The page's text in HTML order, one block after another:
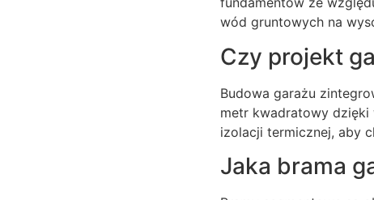
wód gruntowych na
Czy projekt
Budowa garażu
metr kwadratowy dzięki
izolacji termicznej, aby
Jaka brama